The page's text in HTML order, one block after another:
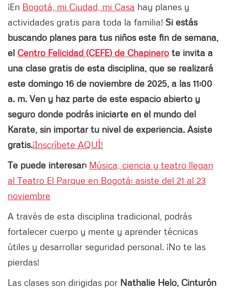
¡En Bogotá, mi Ciudad, mi Casa hay planes y
actividades gratis para toda la familia! Si estás
buscando planes para tus niños este fin de semana,
el Centro Felicidad (CEFE) de Chapinero te invita a
una clase gratis de esta disciplina, que se realizará
este domingo 16 de noviembre de 2025, a las 11:00
a. m. Ven y haz parte de este espacio abierto y
seguro donde podrás iniciarte en el mundo del
Karate, sin importar tu nivel de experiencia. Asiste
gratis.¡Inscríbete AQUÍ!
Te puede interesar: Música, ciencia y teatro llegan
al Teatro El Parque en Bogotá: asiste del 21 al 23
noviembre
A través de esta disciplina tradicional, podrás
fortalecer cuerpo y mente y aprender técnicas
útiles y desarrollar seguridad personal. ¡No te las
pierdas!
Las clases son dirigidas por Nathalie Helo, Cinturón